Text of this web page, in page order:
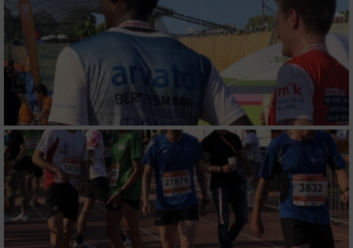
Verwendung von Profilen zur Auswahl
personalisierter Inhalte
Messung der Werbeleistung
Messung der Performance von Inhalten
Analyse von Zielgruppen durch Statistiken
oder Kombinationen von Daten aus
verschiedenen Quellen
Entwicklung und Verbesserung der Angebote